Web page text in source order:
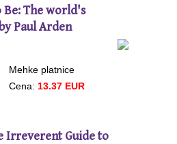
Be: The world's
Paul Arden
Mehke platnice
Cena: 13.37 EUR
Irreverent Guide to